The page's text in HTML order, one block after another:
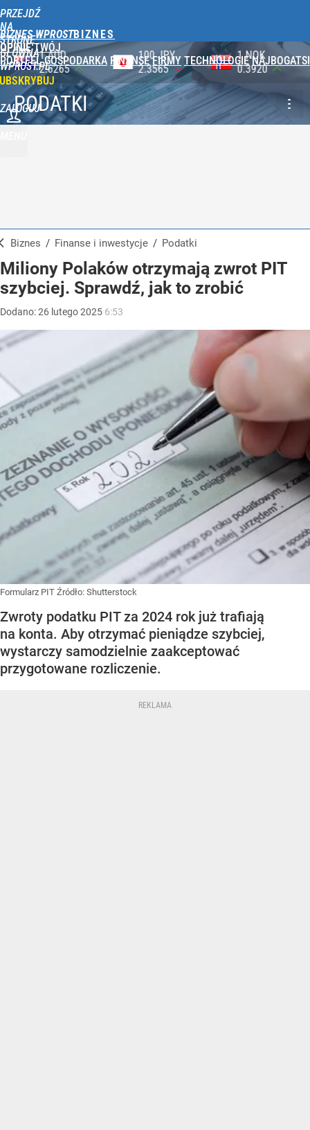
PRZEJDŹ
NA
STRONĘ
GŁÓWNĄ
WPROST.PL
BIZNES WPROST
OPINIE TWÓJ
PORTFEL GOSPODARKA FINANSE FIRMY TECHNOLOGIE NAJBOGATSI
ZALOGUJ
100 JPY
2.3565
1 NOK
0.3920
1 DKK
0.5753
PODATKI
Biznes / Finanse i inwestycje / Podatki
Miliony Polaków otrzymają zwrot PIT
szybciej. Sprawdź, jak to zrobić
Dodano:26 lutego2025 6:53
Formularz PIT Źródło: Shutterstock
Zwroty podatku PIT za 2024 rok już trafiają
na konta. Aby otrzymać pieniądze szybciej,
wystarczy samodzielnie zaakceptować
przygotowane rozliczenie.